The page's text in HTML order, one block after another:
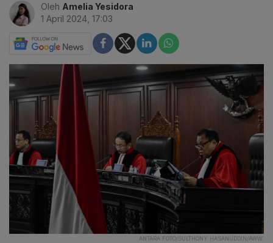
Oleh Amelia Yesidora
1 April 2024, 17:03
ANTARA FOTO/SULTHONY HASANUDDIN/AWW.